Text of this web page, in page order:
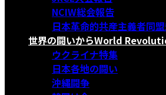
NCIW総会報告
日本革命的共産主義者同
世界の闘いからWorld
ウクライナ特集
日本各地の闘い
沖縄闘争